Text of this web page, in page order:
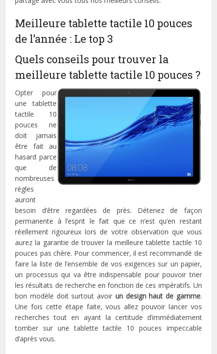
Meilleure tablette tactile 10 pouces
de l’année : Le top 3
Quels conseils pour trouver la
meilleure tablette tactile 10 pouces ?
Opter pour
une tablette
tactile 10
pouces ne
doit jamais
être fait au
hasard parce
que de
nombreuses
règles
auront
besoin d’être regardées de près. Détenez de façon
permanente à l’esprit le fait que ce n’est qu’en restant
réellement rigoureux lors de votre observation que vous
aurez la garantie de trouver la meilleure tablette tactile 10
pouces pas chère. Pour commencer, il est recommandé de
faire la liste de l’ensemble de vos exigences sur un papier,
un processus qui va être indispensable pour pouvoir trier
les résultats de recherche en fonction de ces impératifs. Un
bon modèle doit surtout avoir un design haut de gamme.
Une fois cette étape faite, vous allez pouvoir lancer vos
recherches tout en ayant la certitude d’immédiatement
tomber sur une tablette tactile 10 pouces impeccable
d’après vous.